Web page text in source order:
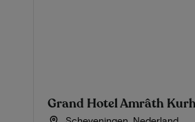
Grand Hotel Amrâth